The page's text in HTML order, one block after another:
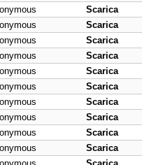
Scarica
Scarica
Scarica
Scarica
Scarica
Scarica
Scarica
Scarica
Scarica
Scarica